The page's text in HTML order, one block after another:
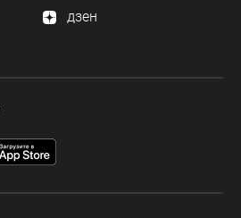
дзен